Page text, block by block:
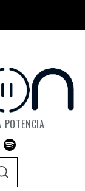
POTENCIA
S